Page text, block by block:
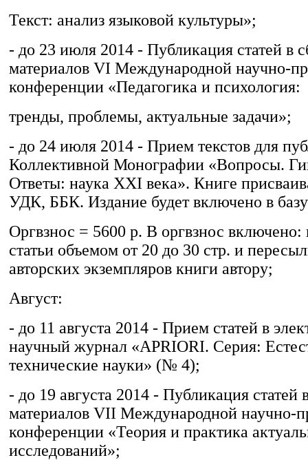
Текст: анализ языковой культуры»;
- до 23 июля 2014 - Публикация статей в
материалов VI Международной научно-
конференции «Педагогика и психология:
тренды, проблемы, актуальные задачи»;
- до 24 июля 2014 - Прием текстов для
Коллективной Монографии «Вопросы.
Ответы: наука XXI века». Книге
УДК, ББК. Издание будет включено в
Оргвзнос = 5600 р. В оргвзнос включено:
статьи объемом от 20 до 30 стр. и
авторских экземпляров книги автору;
Август:
- до 11 августа 2014 - Прием статей в
научный журнал «APRIORI. Серия:
технические науки» (№ 4);
- до 19 августа 2014 - Публикация статей
материалов VII Международной научно-
конференции «Теория и практика
исследований»;